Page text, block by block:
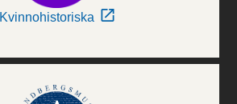
Kvinnohistoriska